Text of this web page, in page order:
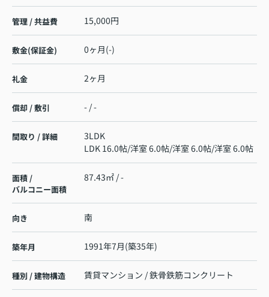
管理 / 共益費 15,000円
敷金(保証金) 0ヶ月(-)
礼金 2ヶ月
償却 / 敷引 - / -
間取り / 詳細
3LDK
LDK 16.0帖/洋室 6.0帖/洋室 6.0帖/洋室 6.0帖
面積 /
バルコニー面積
87.43㎡ / -
向き 南
築年月 1991年7月(築35年)
種別 / 建物構造 賃貸マンション / 鉄骨鉄筋コンクリート